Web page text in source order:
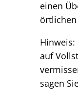
einen
örtlichen
auf
sagen